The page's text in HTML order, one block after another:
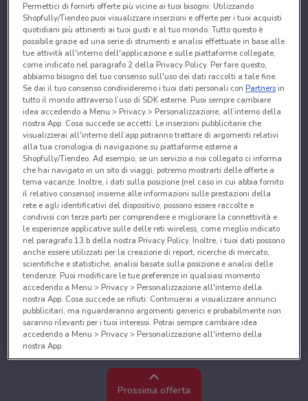
Prossima offerta
Permettici di fornirti offerte più vicine ai tuoi bisogni: Utilizzando
Shopfully/Tiendeo puoi visualizzare inserzioni e offerte per i tuoi acquisti
quotidiani più attinenti ai tuoi gusti e al tuo mondo. Tutto questo è
possibile grazie ad una serie di strumenti e analisi effettuate in base alle
tue attività all'interno dell'applicazione e sulle piattaforme collegate,
come indicato nel paragrafo 2 della Privacy Policy. Per fare questo,
abbiamo bisogno del tuo consenso sull'uso dei dati raccolti a tale fine.
Se dai il tuo consenso condivideremo i tuoi dati personali conPartnersin
tutto il mondo attraverso l’uso di SDK esterne. Puoi sempre cambiare
idea accedendo a Menu > Privacy > Personalizzazione, all’interno della
nostra App. Cosa succede se accetti: Le inserzioni pubblicitarie che
visualizzerai all'interno dell’app potranno trattare di argomenti relativi
alla tua cronologia di navigazione su piattaforme esterne a
Shopfully/Tiendeo. Ad esempio, se un servizio a noi collegato ci informa
che hai navigato in un sito di viaggi, potremo mostrarti delle offerte a
tema vacanze. Inoltre, i dati sulla posizione (nel caso in cui abbia fornito
il relativo consenso) insieme alle informazioni sulle prestazioni della
rete e agli identificativi del dispositivo, possono essere raccolte e
condivisi con terze parti per comprendere e migliorare la connettività e
le esperienze applicative sulle delle reti wireless, come meglio indicato
nel paragrafo 13.b della nostra Privacy Policy. Inoltre, i tuoi dati possono
anche essere utilizzati per la creazione di report, ricerche di mercato,
scientifiche e statistiche, analisi basate sulla posizione e analisi delle
tendenze. Puoi modificare le tue preferenze in qualsiasi momento
accedendo a Menu > Privacy > Personalizzazione all'interno della
nostra App. Cosa succede se rifiuti: Continuerai a visualizzare annunci
pubblicitari, ma riguarderanno argomenti generici e probabilmente non
saranno rilevanti per i tuoi interessi. Potrai sempre cambiare idea
accedendo a Menu > Privacy > Personalizzazione all'interno della
nostra App.
Noi e i nostri partner trattiamo i dati per fornire:
Utilizzare dati di geolocalizzazione precisi. Scansione attiva delle
caratteristiche del dispositivo ai fini dell’identificazione. Archiviare